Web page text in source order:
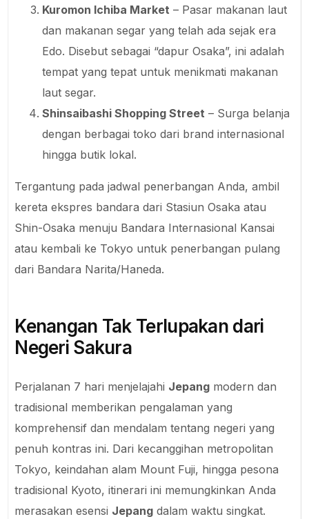
Kuromon Ichiba Market – Pasar makanan laut
dan makanan segar yang telah ada sejak era
Edo. Disebut sebagai “dapur Osaka”, ini adalah
tempat yang tepat untuk menikmati makanan
laut segar.
Shinsaibashi Shopping Street – Surga belanja
dengan berbagai toko dari brand internasional
hingga butik lokal.
Tergantung pada jadwal penerbangan Anda, ambil
kereta ekspres bandara dari Stasiun Osaka atau
Shin-Osaka menuju Bandara Internasional Kansai
atau kembali ke Tokyo untuk penerbangan pulang
dari Bandara Narita/Haneda.
Kenangan Tak Terlupakan dari
Negeri Sakura
Perjalanan 7 hari menjelajahi Jepang modern dan
tradisional memberikan pengalaman yang
komprehensif dan mendalam tentang negeri yang
penuh kontras ini. Dari kecanggihan metropolitan
Tokyo, keindahan alam Mount Fuji, hingga pesona
tradisional Kyoto, itinerari ini memungkinkan Anda
merasakan esensi Jepang dalam waktu singkat.